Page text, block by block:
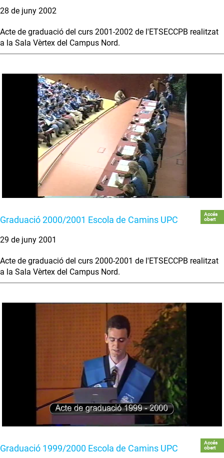
28 de juny 2002
Acte de graduació del curs 2001-2002 de l'ETSECCPB realitzat
a la Sala Vèrtex del Campus Nord.
Graduació 2000/2001 Escola de Camins UPC
Accés
obert
29 de juny 2001
Acte de graduació del curs 2000-2001 de l'ETSECCPB realitzat
a la Sala Vèrtex del Campus Nord.
Graduació 1999/2000 Escola de Camins UPC
Accés
obert